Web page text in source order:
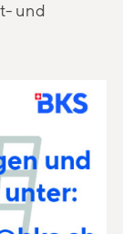
und